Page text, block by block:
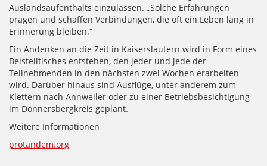
Auslandsaufenthalts einzulassen. „Solche Erfahrungen
prägen und schaffen Verbindungen, die oft ein Leben lang in
Erinnerung bleiben.“
Ein Andenken an die Zeit in Kaiserslautern wird in Form eines
Beistelltisches entstehen, den jeder und jede der
Teilnehmenden in den nächsten zwei Wochen erarbeiten
wird. Darüber hinaus sind Ausflüge, unter anderem zum
Klettern nach Annweiler oder zu einer Betriebsbesichtigung
im Donnersbergkreis geplant.
Weitere Informationen
protandem.org